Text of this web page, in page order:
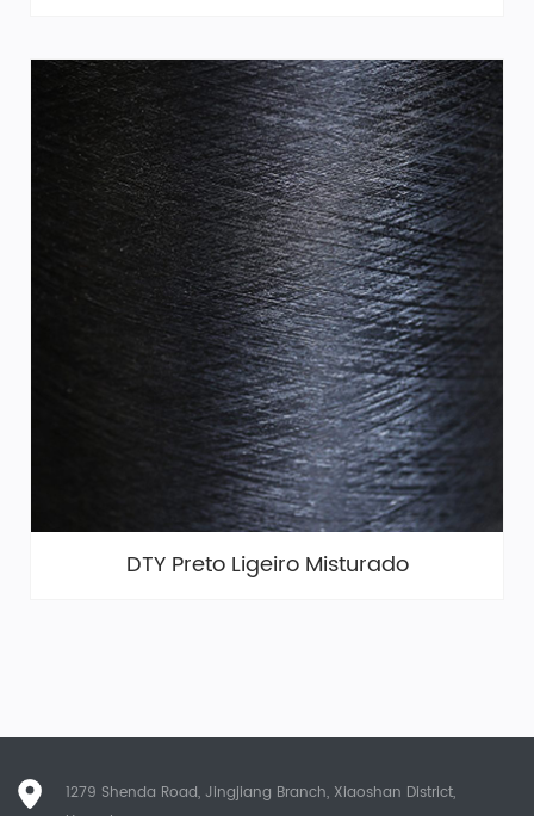
DTY Preto Ligeiro Misturado
1279 Shenda Road, Jingjiang Branch, Xiaoshan District,